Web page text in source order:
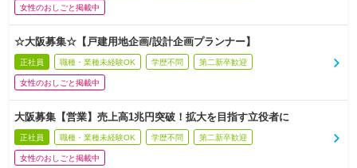
女性のおしごと掲載中
☆大阪募集☆【戸建用地企画/設計企画プランナー】
正社員 職種・業種未経験OK 学歴不問 第二新卒歓迎
女性のおしごと掲載中
大阪募集【営業】売上高1兆円突破！拡大を目指す立役者に
正社員 職種・業種未経験OK 学歴不問 第二新卒歓迎
女性のおしごと掲載中